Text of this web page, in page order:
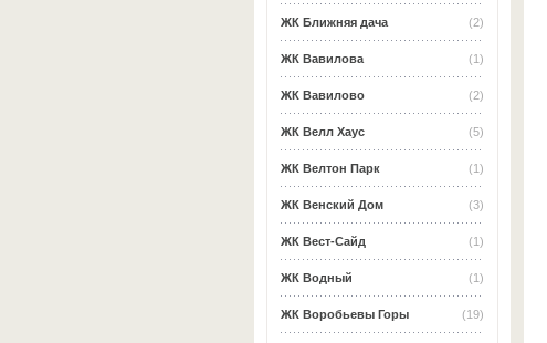
(2)
ЖК Ближняя дача
(1)
ЖК Вавилова
(2)
ЖК Вавилово
(5)
ЖК Велл Хаус
(1)
ЖК Велтон Парк
(3)
ЖК Венский Дом
(1)
ЖК Вест-Сайд
(1)
ЖК Водный
(19)
ЖК Воробьевы Горы